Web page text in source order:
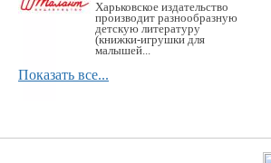
Харьковское издательство
производит разнообразную
детскую литературу
(книжки-игрушки для
малышей...
Показать все...